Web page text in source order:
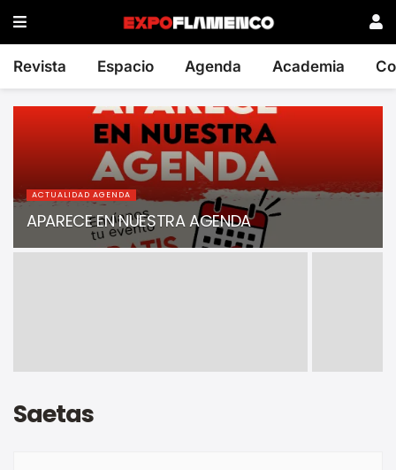
Revista Espacio Agenda Academia
ACTUALIDAD AGENDA
APARECE EN NUESTRA AGENDA
Saetas